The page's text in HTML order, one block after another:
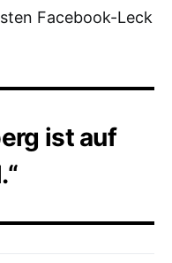
Facebook-Leck
ist auf